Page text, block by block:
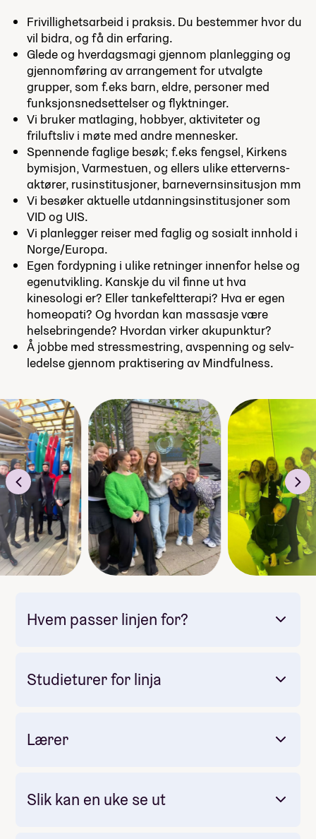
Frivillighetsarbeid i praksis. Du bestemmer hvor du
vil bidra, og få din erfaring.
Glede og hverdagsmagi gjennom planlegging og
gjennomføring av arrangement for utvalgte
grupper, som f.eks barn, eldre, personer med
funksjonsnedsettelser og flyktninger.
Vi bruker matlaging, hobbyer, aktiviteter og
friluftsliv i møte med andre mennesker.
Spennende faglige besøk; f.eks fengsel, Kirkens
bymisjon, Varmestuen, og ellers ulike etterverns-
aktører, rusinstitusjoner, barnevernsinsitusjon mm
Vi besøker aktuelle utdanningsinstitusjoner som
VID og UIS.
Vi planlegger reiser med faglig og sosialt innhold i
Norge/Europa.
Egen fordypning i ulike retninger innenfor helse og
egenutvikling. Kanskje du vil finne ut hva
kinesologi er? Eller tankefeltterapi? Hva er egen
homeopati? Og hvordan kan massasje være
helsebringende? Hvordan virker akupunktur?
Å jobbe med stressmestring, avspenning og selv-
ledelse gjennom praktisering av Mindfulness.
Hvem passer linjen for?
Studieturer for linja
Obligatorisk: Ja
Lærer
Slik kan en uke se ut